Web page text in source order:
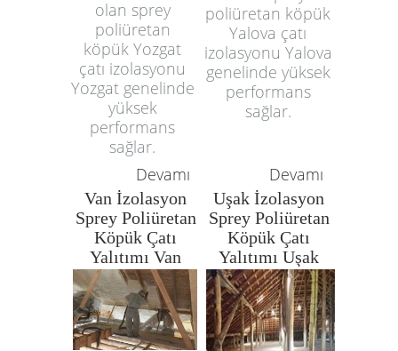
olan sprey
poliüretan
köpük Yozgat
çatı izolasyonu
Yozgat genelinde
yüksek
performans
sağlar.
poliüretan köpük
Yalova çatı
izolasyonu Yalova
genelinde yüksek
performans
sağlar.
Devamı Devamı
Van İzolasyon
Sprey Poliüretan
Köpük Çatı
Yalıtımı Van
Uşak İzolasyon
Sprey Poliüretan
Köpük Çatı
Yalıtımı Uşak